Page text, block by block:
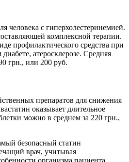
человека с гиперхолестеринемией.
комплексной терапии.
профилактического средства при
атеросклерозе. Средняя
грн., или 200 руб.
препаратов для снижения
оказывает длительное
можно в среднем за 220 грн.,
безопасный статин
врач, учитывая
организма пациента